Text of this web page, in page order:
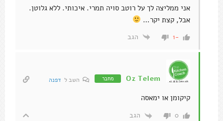
אני ממליצה לך על רוטב סויה תמרי. איכותי. ללא גלוטן.
אבל, קצת יקר…
-1 הגב
Oz Telem מחבר השב ל דפנה
קיקומן או ימאסה
0 הגב